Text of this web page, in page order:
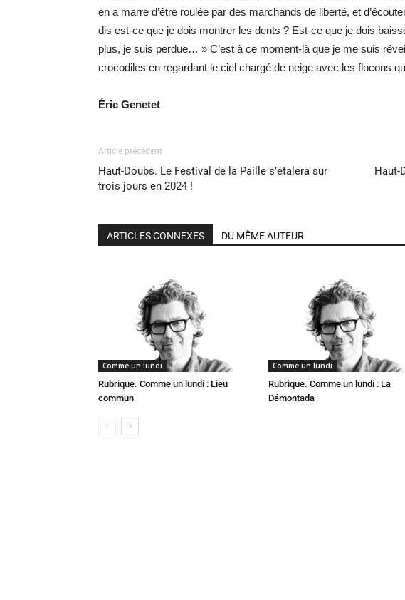
en a marre d’être roulée par des marchands de liberté, et
dis est-ce que je dois montrer les dents ? Est-ce que je dois
plus, je suis perdue… » C’est à ce moment-là que je me suis
crocodiles en regardant le ciel chargé de neige avec les flocons
Éric Genetet
Article précédent
Haut-Doubs. Le Festival de la Paille s’étalera sur
trois jours en 2024 !
Haut-
ARTICLES CONNEXES DU MÊME AUTEUR
Comme un lundi
Rubrique. Comme un lundi : Lieu
commun
Comme un lundi
Rubrique. Comme un lundi : La
Démontada